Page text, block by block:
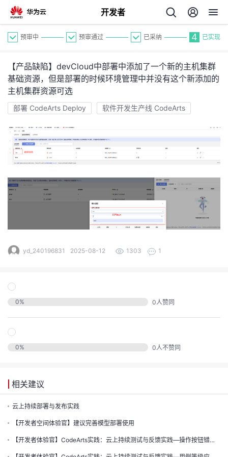
开发者
人
主
我
发
者
的
我
坛
圈
子
的
直
我
的
动
我
关
预审中 预审通过 已采纳 4 已实现
【产品缺陷】devCloud中部署中添加了一个新的主机集群
基础资源，但是部署的时候环境管理中并没有这个新添加的
主机集群资源可选
部署 CodeArts Deploy 软件开发生产线 CodeArts
yd_240196831 2025-08-12 1303 1
0% 0人赞同
0% 0人不赞同
相关建议
云上持续部署与发布实践
【开发者空间体验官】建议完善模型部署使用
【开发者体验官】CodeArts实践：云上持续测试与反馈实践—操作按钮错误应修改